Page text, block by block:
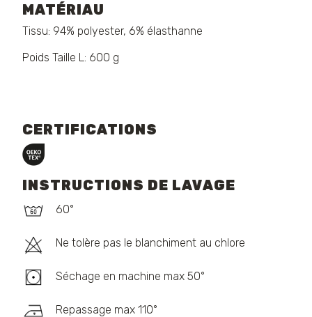
MATÉRIAU
Tissu: 94% polyester, 6% élasthanne
Poids Taille L: 600 g
CERTIFICATIONS
INSTRUCTIONS DE LAVAGE
60°
Ne tolère pas le blanchiment au chlore
Séchage en machine max 50°
Repassage max 110°